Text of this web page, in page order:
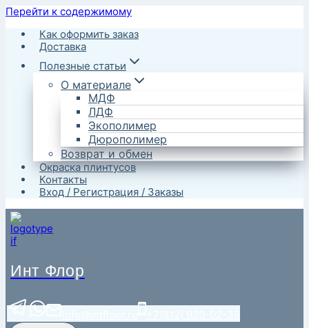
Перейти к содержимому
Как оформить заказ
Доставка
Полезные статьи
О материале
МДФ
ЛДФ
Экополимер
Дюрополимер
Возврат и обмен
Окраска плинтусов
Контакты
Вход / Регистрация / Заказы
Инт Флор